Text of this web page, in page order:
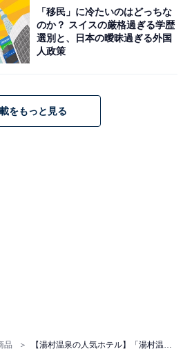
品
情報は？
温泉町湯1535
無料送迎バス（3日前までに要
「移民」に冷たいのはどっちな
のか？ スイスの厳格過ぎる学歴
選別と、日本の曖昧過ぎる外国
人政策
をもっと見る